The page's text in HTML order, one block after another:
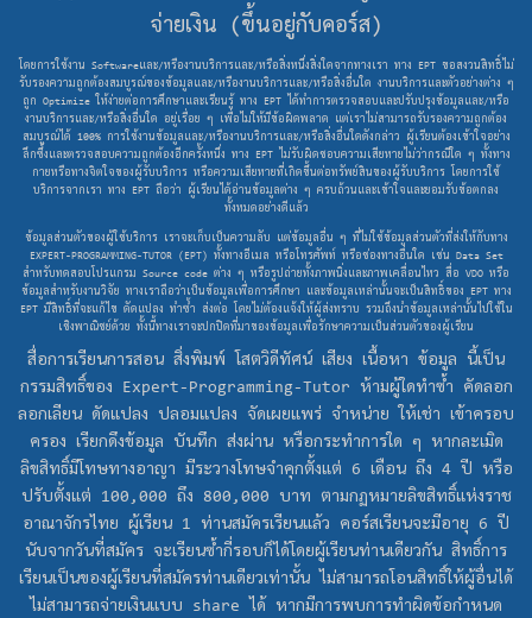
จ่ายเงิน (ขึ้นอยู่กับคอร์ส)
โดยการใช้งาน Softwareและ/หรืองานบริการและ/หรือสิ่งหนึ่งสิ่งใดจากทางเรา ทาง EPT ขอสงวนสิทธิ์ไม่
รับรองความถูกต้องสมบูรณ์ของข้อมูลและ/หรืองานบริการและ/หรือสิ่งอื่นใด งานบริการและตัวอย่างต่าง ๆ
ถูก Optimize ให้ง่ายต่อการศึกษาและเรียนรู้ ทาง EPT ได้ทำการตรวจสอบและปรับปรุงข้อมูลและ/หรือ
งานบริการและ/หรือสิ่งอื่นใด อยู่เรื่อย ๆ เพื่อไม่ให้มีข้อผิดพลาด แต่เราไม่สามารถรับรองความถูกต้อง
สมบูรณ์ได้ 100% การใช้งานข้อมูลและ/หรืองานบริการและ/หรือสิ่งอื่นใดดังกล่าว ผู้เรียนต้องเข้าใจอย่าง
ลึกซึ้งและตรวจสอบความถูกต้องอีกครั้งหนึ่ง ทาง EPT ไม่รับผิดชอบความเสียหายไม่ว่ากรณีใด ๆ ทั้งทาง
กายหรือทางจิตใจของผู้รับบริการ หรือความเสียหายที่เกิดขึ้นต่อทรัพย์สินของผู้รับบริการ โดยการใช้
บริการจากเรา ทาง EPT ถือว่า ผู้เรียนได้อ่านข้อมูลต่าง ๆ ครบถ้วนและเข้าใจและยอมรับข้อตกลง
ทั้งหมดอย่างดีแล้ว
ข้อมูลส่วนตัวของผู้ใช้บริการ เราจะเก็บเป็นความลับ แต่ข้อมูลอื่น ๆ ที่ไม่ใช้ข้อมูลส่วนตัวที่ส่งให้กับทาง
EXPERT-PROGRAMMING-TUTOR (EPT) ทั้งทางอีเมล หรือโทรศัพท์ หรือช่องทางอื่นใด เช่น Data Set
สำหรับทดสอบโปรแกรม Source code ต่าง ๆ หรือรูปถ่ายทั้งภาพนิ่งและภาพเคลื่อนไหว สื่อ VDO หรือ
ข้อมูลสำหรับงานวิจัย ทางเราถือว่าเป็นข้อมูลเพื่อการศึกษา และข้อมูลเหล่านั้นจะเป็นสิทธิ์ของ EPT ทาง
EPT มีสิทธิ์ที่จะแก้ไข ดัดแปลง ทำซ้ำ ส่งต่อ โดยไม่ต้องแจ้งให้ผู้ส่งทราบ รวมถึงนำข้อมูลเหล่านั้นไปใช้ใน
เชิงพาณิชย์ด้วย ทั้งนี้ทางเราจะปกปิดที่มาของข้อมูลเพื่อรักษาความเป็นส่วนตัวของผู้เรียน
สื่อการเรียนการสอน สิ่งพิมพ์ โสตวิดีทัศน์ เสียง เนื้อหา ข้อมูล นี้เป็น
กรรมสิทธิ์ของ Expert-Programming-Tutor ห้ามผู้ใดทำซ้ำ คัดลอก
ลอกเลียน ดัดแปลง ปลอมแปลง จัดเผยแพร่ จำหน่าย ให้เช่า เข้าครอบ
ครอง เรียกดึงข้อมูล บันทึก ส่งผ่าน หรือกระทำการใด ๆ หากละเมิด
ลิขสิทธิ์มีโทษทางอาญา มีระวางโทษจำคุกตั้งแต่ 6 เดือน ถึง 4 ปี หรือ
ปรับตั้งแต่ 100,000 ถึง 800,000 บาท ตามกฏหมายลิขสิทธิ์แห่งราช
อาณาจักรไทย ผู้เรียน 1 ท่านสมัครเรียนแล้ว คอร์สเรียนจะมีอายุ 6 ปี
นับจากวันที่สมัคร จะเรียนซ้ำกี่รอบก็ได้โดยผู้เรียนท่านเดียวกัน สิทธิ์การ
เรียนเป็นของผู้เรียนที่สมัครท่านเดียวเท่านั้น ไม่สามารถโอนสิทธิ์ให้ผู้อื่นได้
ไม่สามารถจ่ายเงินแบบ share ได้ หากมีการพบการทำผิดข้อกำหนด